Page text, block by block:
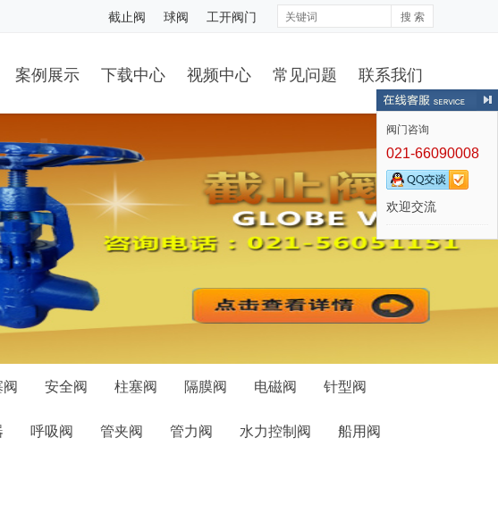
截止阀 球阀 工开阀门 搜 索
案例展示 下载中心 视频中心 常见问题 联系我们
安全阀 柱塞阀 隔膜阀 电磁阀 针型阀
呼吸阀 管夹阀 管力阀 水力控制阀 船用阀
阀门咨询
021-66090008
欢迎交流